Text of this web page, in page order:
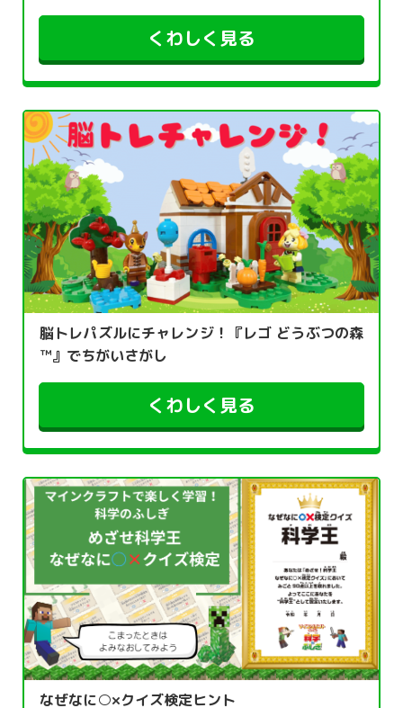
くわしく見る
脳トレパズルにチャレンジ！『レゴ どうぶつの森
™』でちがいさがし
くわしく見る
なぜなに○×クイズ検定ヒント